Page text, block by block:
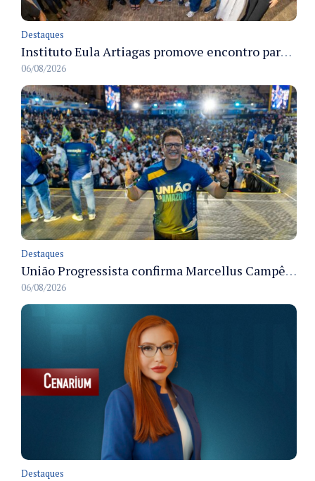
Destaques
Instituto Eula Artiagas promove encontro para discutir melhorias para o bairro Petrópolis
06/08/2026
Destaques
União Progressista confirma Marcellus Campêlo como candidato a deputado estadual
06/08/2026
Destaques